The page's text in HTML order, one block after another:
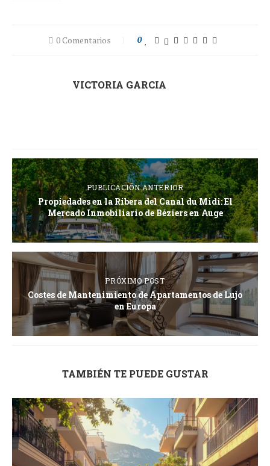
0 Comentarios 0
VICTORIA GARCIA
PUBLICACIÓN ANTERIOR
Propiedades en la Ribera del Canal du Midi: El
Mercado Inmobiliario de Béziers en Auge
PRÓXIMO POST
Costes de Mantenimiento de Apartamentos de Lujo
en Europa
TAMBIÉN TE PUEDE GUSTAR